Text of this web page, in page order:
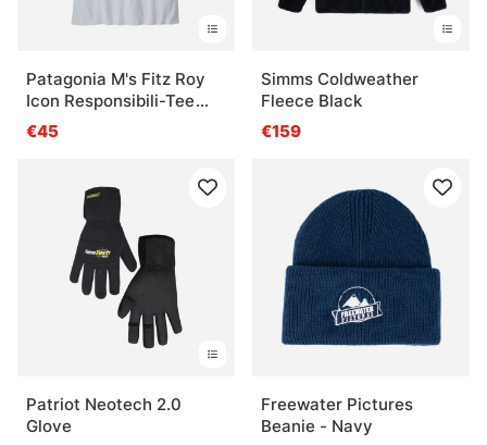
Patagonia M's Fitz Roy
Icon Responsibili-Tee
WHI
€45
Simms Coldweather
Fleece Black
€159
Patriot Neotech 2.0
Glove
Freewater Pictures
Beanie - Navy